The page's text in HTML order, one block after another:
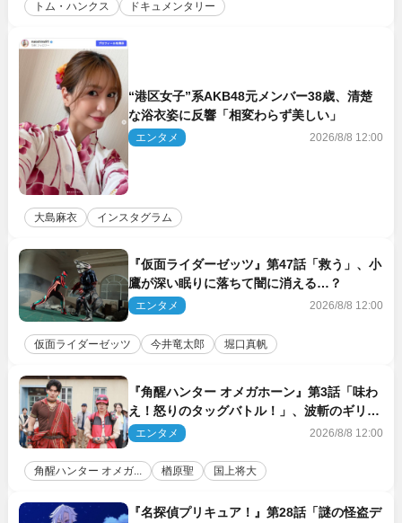
トム・ハンクス ドキュメンタリー
“港区女子”系AKB48元メンバー38歳、清楚
な浴衣姿に反響「相変わらず美しい」
エンタメ 2026/8/8 12:00
大島麻衣 インスタグラム
『仮面ライダーゼッツ』第47話「救う」、小
鷹が深い眠りに落ちて闇に消える…？
エンタメ 2026/8/8 12:00
仮面ライダーゼッツ 今井竜太郎 堀口真帆
『角醒ハンター オメガホーン』第3話「味わ
え！怒りのタッグバトル！」、波斬のギリコ
がハンターバトルを挑んできた！
エンタメ 2026/8/8 12:00
角醒ハンター オメガ... 楢原聖 国上将大
『名探偵プリキュア！』第28話「謎の怪盗デ